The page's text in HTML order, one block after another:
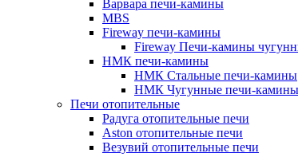
Варвара печи-камины
MBS
Fireway печи-камины
Fireway Печи-камины
НМК печи-камины
НМК Стальные печи-камины
НМК Чугунные печи-камины
Печи отопительные
Радуга отопительные печи
Aston отопительные печи
Везувий отопительные печи